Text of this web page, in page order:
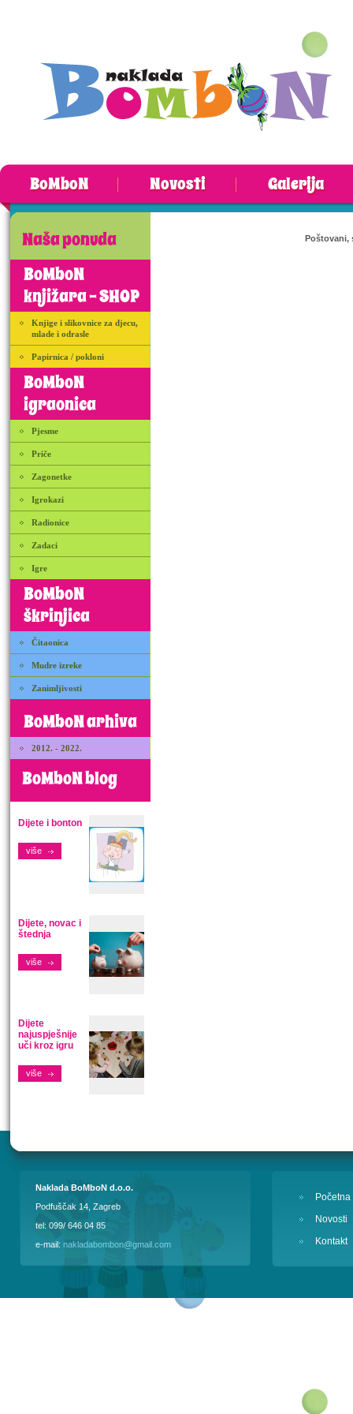
BoMboN Novosti Galerija
Naša ponuda
BoMboN
knjižara - SHOP
Knjige i slikovnice za djecu,
mlade i odrasle
Papirnica / pokloni
BoMboN
igraonica
Pjesme
Priče
Zagonetke
Igrokazi
Radionice
Zadaci
Igre
BoMboN
škrinjica
Čitaonica
Mudre izreke
Zanimljivosti
BoMboN arhiva
2012. - 2022.
BoMboN blog
Dijete i bonton
više
Dijete, novac i
štednja
više
Dijete
najuspješnije
uči kroz igru
više
Poštovani,
Naklada BoMboN d.o.o.
Podfuščak 14, Zagreb
tel: 099/ 646 04 85
e-mail: nakladabombon@gmail.com
Početna
Novosti
Kontakt